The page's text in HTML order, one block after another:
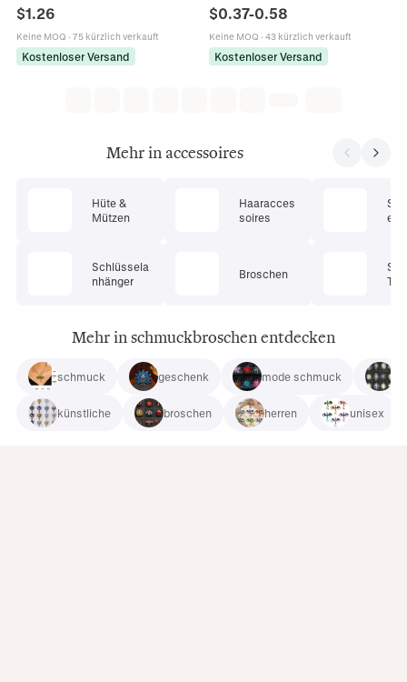
Strasssteinen Blumen
Schmetterling Schleife Kranz
Design Für Damen Schmuck
$1.26
Keine MOQ · 75 kürzlich verkauft
Kostenloser Versand
Mädchen Legierung Abzeichen
Personalisierte Kleidung Schmuck
Geschenk
$0.37-0.58
Keine MOQ · 43 kürzlich verkauft
Kostenloser Versand
Mehr in accessoires
Hüte &
Mützen
Schlüssela
nhänger
Haaracces
soires
Broschen
en
Mehr in schmuckbroschen entdecken
schmuck geschenk mode schmuck
künstliche broschen herren unisex